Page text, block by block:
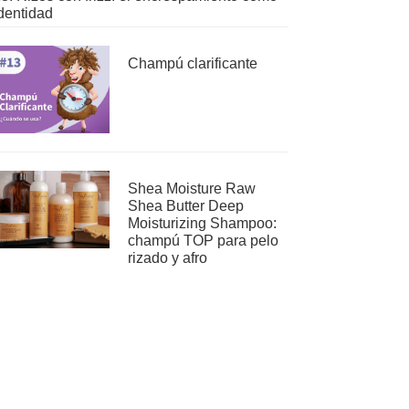
Champú clarificante
Shea Moisture Raw
Shea Butter Deep
Moisturizing Shampoo:
champú TOP para pelo
rizado y afro